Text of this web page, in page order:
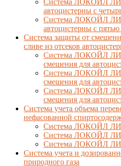
автоцистерны с
Система ЛОКОЙЛ
автоцистерны с пятью
Система защиты от
сливе из отсеков
Система ЛОКОЙЛ
смешения для
Система ЛОКОЙЛ
смешения для
Система ЛОКОЙЛ
смешения для
Система учета объема
нефасованной
Система ЛОКОЙЛ
Система ЛОКОЙЛ
Система ЛОКОЙЛ
Система учета и
природного газа